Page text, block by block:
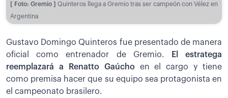
[ Foto: Gremio ] Quinteros llega a Gremio tras ser campeón con Vélez en
Argentina
Gustavo Domingo Quinteros fue presentado de manera
oficial como entrenador de Gremio.
El estratega
reemplazará a Renatto Gaúchoen el cargo y tiene
como premisa hacer que su equipo sea protagonista en
el campeonato brasilero.